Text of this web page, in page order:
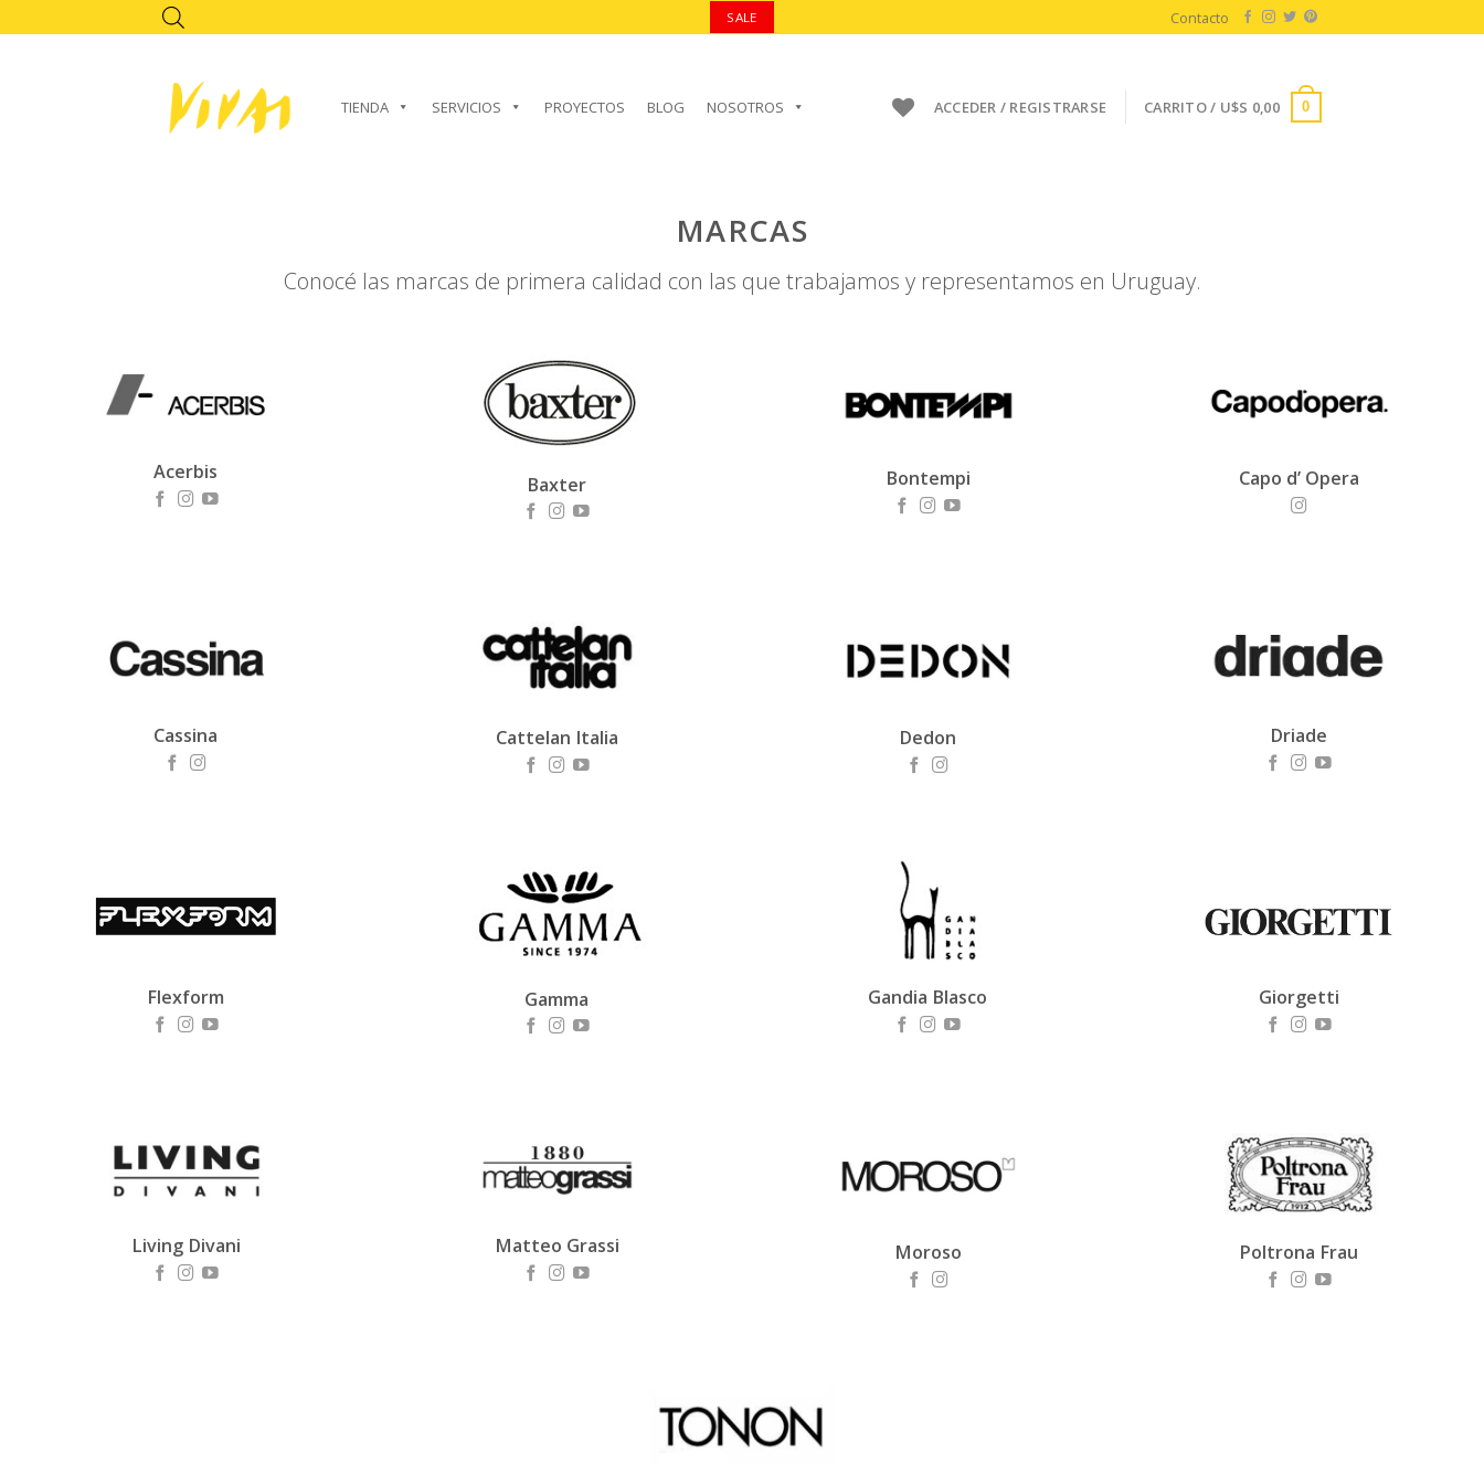
to
SALE Contacto
TIENDA SERVICIOS PROYECTOS BLOG NOSOTROS ACCEDER / REGISTRARSE CARRITO / U$S 0,00 0
MARCAS
Conocé las marcas de primera calidad con las que trabajamos y representamos en Uruguay.
Acerbis
Baxter Bontempi Capo d’ Opera
Cassina Cattelan Italia Dedon Driade
Flexform Gamma Gandia Blasco Giorgetti
Living Divani Matteo Grassi Moroso Poltrona Frau